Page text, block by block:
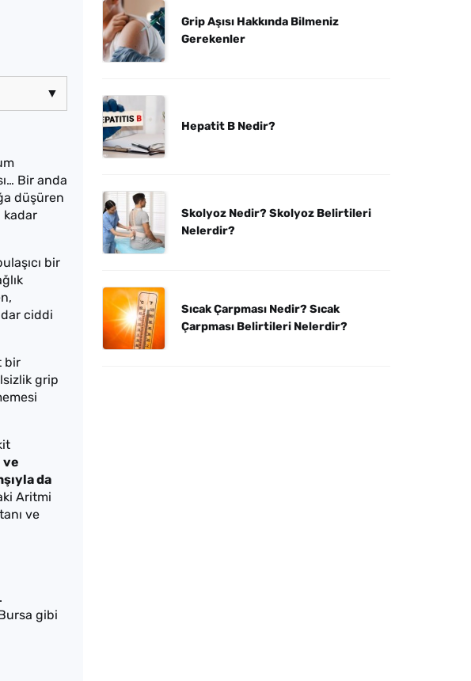
▼
Bir anda
düşüren
kadar
bir
ciddi
bir
grip
ve
da
Aritmi
ve
gibi
Grip Aşısı Hakkında Bilmeniz
Gerekenler
Hepatit B Nedir?
Skolyoz Nedir? Skolyoz Belirtileri
Nelerdir?
Sıcak Çarpması Nedir? Sıcak
Çarpması Belirtileri Nelerdir?